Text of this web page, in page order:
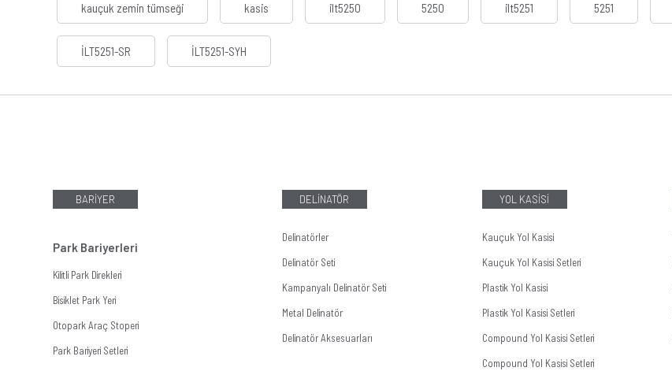
kauçuk zemin tümseği kasis ilt5250 5250 ilt5251 5251
İLT5251-SR İLT5251-SYH
BARİYER
Park Bariyerleri
Kilitli Park Direkleri
Bisiklet Park Yeri
Otopark Araç Stoperi
Park Bariyeri Setleri
DELİNATÖR
Delinatörler
Delinatör Seti
Kampanyalı Delinatör Seti
Metal Delinatör
Delinatör Aksesuarları
YOL KASİSİ
Kauçuk Yol Kasisi
Kauçuk Yol Kasisi Setleri
Plastik Yol Kasisi
Plastik Yol Kasisi Setleri
Compound Yol Kasisi Setleri
Compound Yol Kasisi Setleri